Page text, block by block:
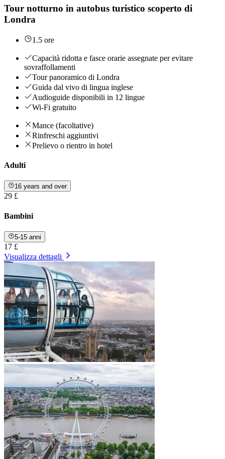
Tour notturno in autobus turistico scoperto di
Londra
1.5 ore
Capacità ridotta e fasce orarie assegnate per evitare
sovraffollamenti
Tour panoramico di Londra
Guida dal vivo di lingua inglese
Audioguide disponibili in 12 lingue
Wi-Fi gratuito
Mance (facoltative)
Rinfreschi aggiuntivi
Prelievo o rientro in hotel
Adulti
16 years and over
29 £
Bambini
5-15 anni
17 £
Visualizza dettagli